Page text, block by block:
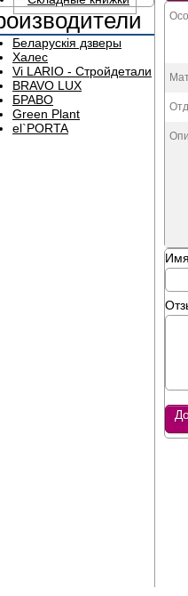
Беларускія дзверы
Халес
Vi LARIO - Стройдетали
BRAVO LUX
БРАВО
Green Plant
el`PORTA